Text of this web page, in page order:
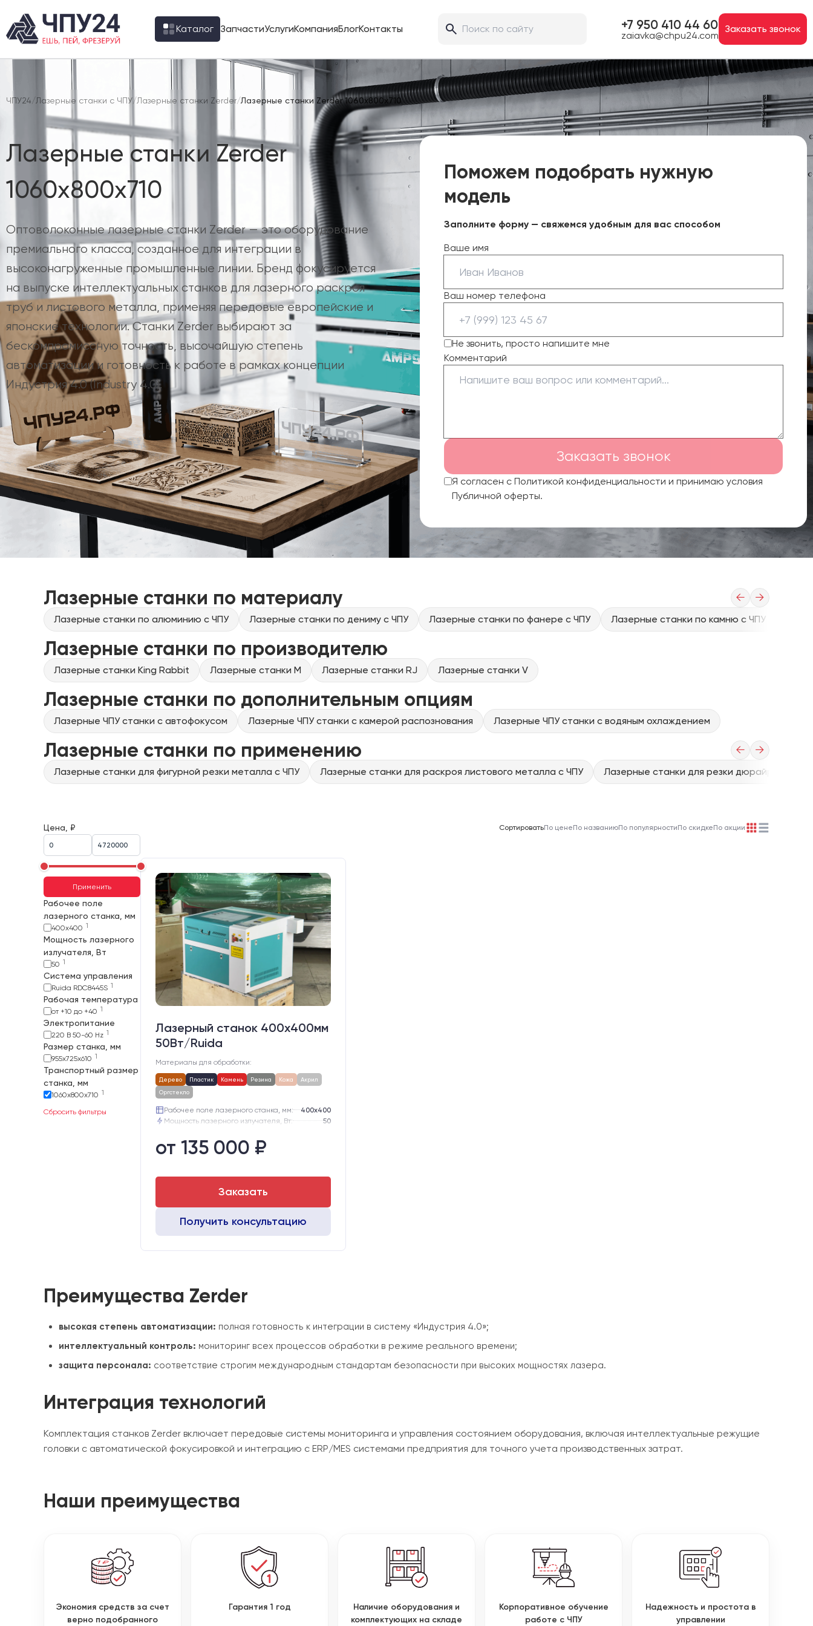
Каталог ЗапчастиУслугиКомпанияБлогКонтакты +7 950 410 44 60
zaiavka@chpu24.com
Заказать звонок
ЧПУ24/Лазерные станки с ЧПУ/Лазерные станки Zerder/Лазерные станки Zerder 1060х800х710
Лазерные станки Zerder
1060х800х710
Оптоволоконные лазерные станки Zerder — это оборудование
премиального класса, созданное для интеграции в
высоконагруженные промышленные линии. Бренд фокусируется
на выпуске интеллектуальных станков для лазерного раскроя
труб и листового металла, применяя передовые европейские и
японские технологии. Станки Zerder выбирают за
бескомпромиссную точность, высочайшую степень
автоматизации и готовность к работе в рамках концепции
Индустрия 4.0 (Industry 4.0).
Поможем подобрать нужную
модель
Заполните форму — свяжемся удобным для вас способом
Ваше имя
Ваш номер телефона
Не звонить, просто напишите мне
Комментарий
Заказать звонок
Я согласен с Политикой конфиденциальности и принимаю условия
Публичной оферты.
Лазерные станки по материалу ← →
Лазерные станки по алюминию с ЧПУ Лазерные станки по дениму с ЧПУ Лазерные станки по фанере с ЧПУ Лазерные станки по камню с ЧПУ
Лазерные станки по производителю
Лазерные станки King Rabbit Лазерные станки M Лазерные станки RJ Лазерные станки V
Лазерные станки по дополнительным опциям
Лазерные ЧПУ станки с автофокусом Лазерные ЧПУ станки с камерой распознования Лазерные ЧПУ станки с водяным охлаждением
Лазерные станки по применению ← →
Лазерные станки для фигурной резки металла с ЧПУ Лазерные станки для раскроя листового металла с ЧПУ Лазерные станки для резки дюрайрона
Цена, ₽
Применить
Рабочее поле
лазерного станка, мм
400х400 1
Мощность лазерного
излучателя, Вт
50 1
Система управления
Ruida RDC8445S 1
Рабочая температура
от +10 до +40 1
Электропитание
220 В 50-60 Hz 1
Размер станка, мм
955х725х610 1
Транспортный размер
станка, мм
1060х800х710 1
Сбросить фильтры
СортироватьПо ценеПо названиюПо популярностиПо скидкеПо акции
Лазерный станок 400х400мм
50Вт/Ruida
Материалы для обработки:
Дерево Пластик Камень Резина Кожа
Акрил
Оргстекло
Рабочее поле лазерного станка, мм:
400х400
Мощность лазерного излучателя, Вт:
50
Электропитание:
Шаговые двигатели:
42-го типоразмера
от 135 000 ₽
Заказать
Получить консультацию
Преимущества Zerder
высокая степень автоматизации: полная готовность к интеграции в систему «Индустрия 4.0»;
интеллектуальный контроль: мониторинг всех процессов обработки в режиме реального времени;
защита персонала: соответствие строгим международным стандартам безопасности при высоких мощностях лазера.
Интеграция технологий
Комплектация станков Zerder включает передовые системы мониторинга и управления состоянием оборудования, включая интеллектуальные режущие
головки с автоматической фокусировкой и интеграцию с ERP/MES системами предприятия для точного учета производственных затрат.
Наши преимущества
Экономия средств за счет
верно подобранного
Гарантия 1 год
Наличие оборудования и
комплектующих на складе
Корпоративное обучение
работе с ЧПУ
Надежность и простота в
управлении